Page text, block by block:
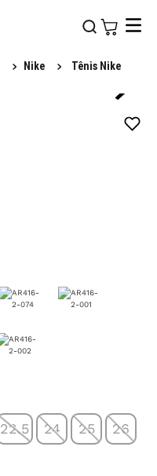
Nike
Tênis Nike
22.5 24 25 26